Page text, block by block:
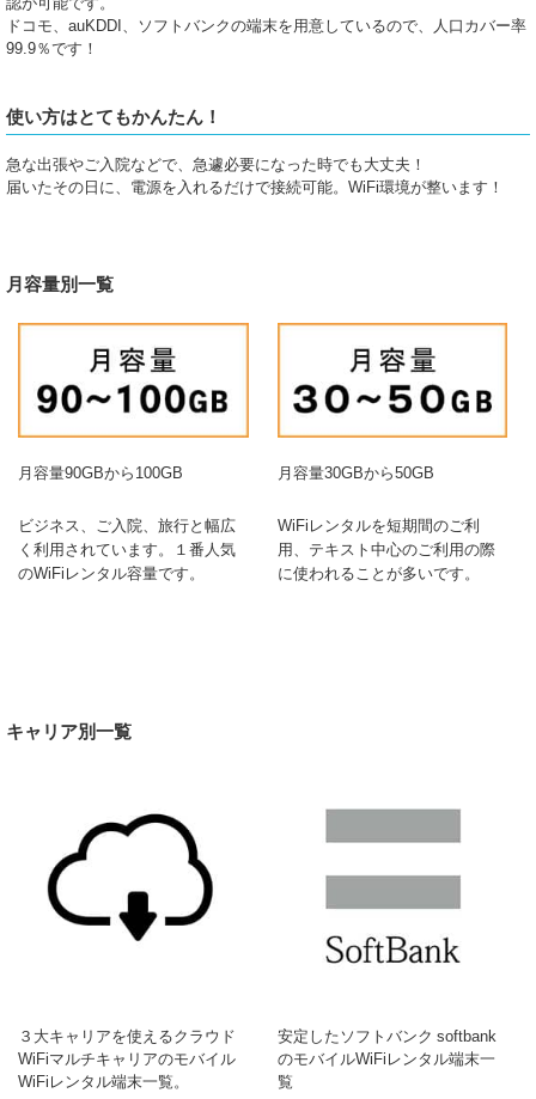
ドコモ、auKDDI、ソフトバンクの端末を用意しているので、人口カバー率
99.9％です！
使い方はとてもかんたん！
急な出張やご入院などで、急遽必要になった時でも大丈夫！
届いたその日に、電源を入れるだけで接続可能。WiFi環境が整います！
月容量別一覧
月容量90GBから100GB
ビジネス、ご入院、旅行と幅広
く利用されています。１番人気
のWiFiレンタル容量です。
月容量30GBから50GB
WiFiレンタルを短期間のご利
用、テキスト中心のご利用の際
に使われることが多いです。
キャリア別一覧
３大キャリアを使えるクラウド
WiFiマルチキャリアのモバイル
WiFiレンタル端末一覧。
安定したソフトバンク softbank
のモバイルWiFiレンタル端末一
覧